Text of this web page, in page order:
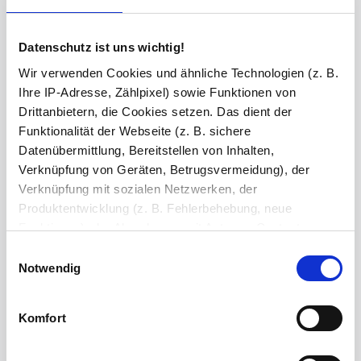
Datenschutz ist uns wichtig!
Wir verwenden Cookies und ähnliche Technologien (z. B.
Ihre IP-Adresse, Zählpixel) sowie Funktionen von
Drittanbietern, die Cookies setzen. Das dient der
Funktionalität der Webseite (z. B. sichere
Datenübermittlung, Bereitstellen von Inhalten,
Verknüpfung von Geräten, Betrugsvermeidung), der
Verknüpfung mit sozialen Netzwerken, der
Produktentwicklung (z. B. Fehlerbehebung, neue
Funktionen), der Abrechnung mit Autoren, Content-
(z. B. Ladezeiten, personalisierte Inhalte,
Bereitstellung und Messen von Anzeigen, personalisierte
Anzeigen, Retargeting).
Notwendig
Komfort
Bluetooth Lautsprecher
Versiegelung
Ihre Bemerkung
Zeichen übrig: 235 (von max. 235)
Konfiguration auf Vollständigkeit und Kompatibilität. So können Sie sich